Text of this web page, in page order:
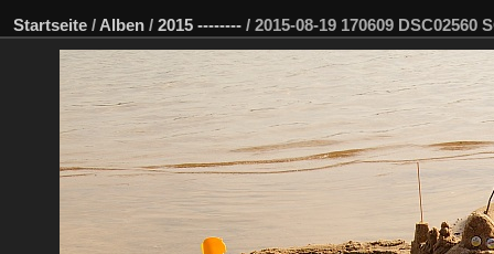
Startseite / Alben / 2015 -------- / 2015-08-19 170609 DSC02560